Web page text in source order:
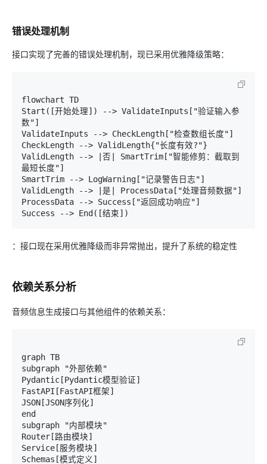
错误处理机制
接口实现了完善的错误处理机制，现已采用优雅降级策略：
flowchart TD
Start([开始处理]) --> ValidateInputs["验证输入参
数"]
ValidateInputs --> CheckLength["检查数组长度"]
CheckLength --> ValidLength{"长度有效?"}
ValidLength --> |否| SmartTrim["智能修剪：截取到
最短长度"]
SmartTrim --> LogWarning["记录警告日志"]
ValidLength --> |是| ProcessData["处理音频数据"]
ProcessData --> Success["返回成功响应"]
：接口现在采用优雅降级而非异常抛出，提升了系统的稳定性
依赖关系分析
音频信息生成接口与其他组件的依赖关系：
graph TB
subgraph "外部依赖"
Pydantic[Pydantic模型验证]
FastAPI[FastAPI框架]
JSON[JSON序列化]
end
subgraph "内部模块"
Router[路由模块]
Service[服务模块]
Schemas[模式定义]